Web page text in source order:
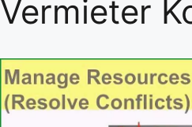
Vermieter